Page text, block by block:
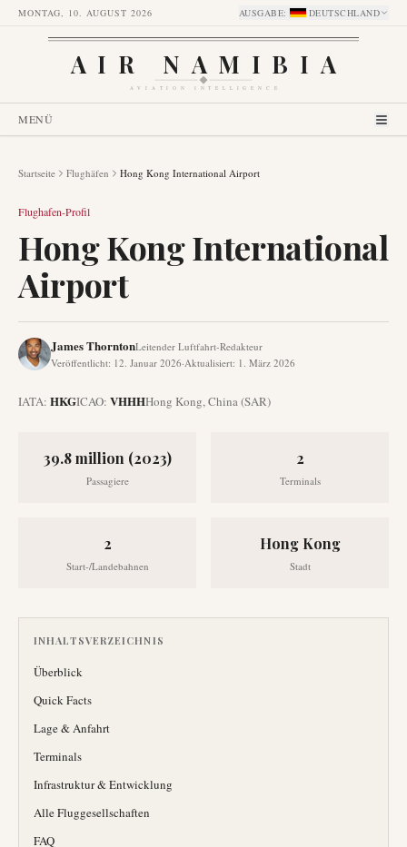
MONTAG, 10. AUGUST 2026 AUSGABE: DEUTSCHLAND
AIR NAMIBIA
AVIATION INTELLIGENCE
MENÜ
Startseite Flughäfen Hong Kong International Airport
Flughafen-Profil
Hong Kong International
Airport
James ThorntonLeitender Luftfahrt-Redakteur
Veröffentlicht: 12. Januar 2026·Aktualisiert: 1. März 2026
IATA: HKGICAO: VHHHHong Kong,China (SAR)
39.8 million (2023)
Passagiere
2
Terminals
2
Start-/Landebahnen
Hong Kong
Stadt
INHALTSVERZEICHNIS
Überblick
Quick Facts
Lage & Anfahrt
Terminals
Infrastruktur & Entwicklung
Alle Fluggesellschaften
FAQ